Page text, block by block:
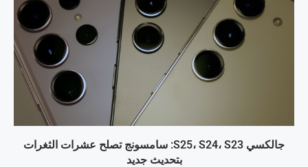
جالكسي S25، S24، S23: سامسونج تصلح عشرات الثغرات
بتحديث جديد